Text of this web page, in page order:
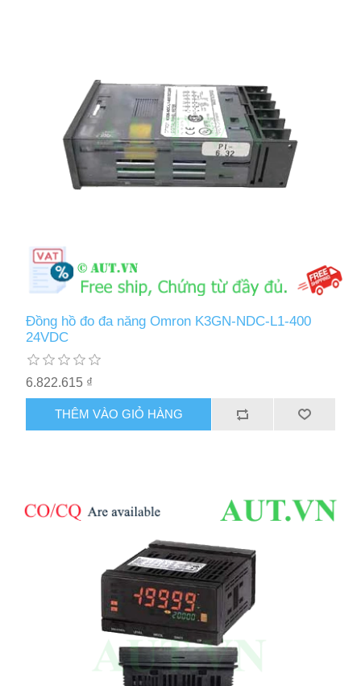
Đồng hồ đo đa năng Omron K3GN-NDC-L1-400
24VDC
6.822.615 ₫
THÊM VÀO GIỎ HÀNG